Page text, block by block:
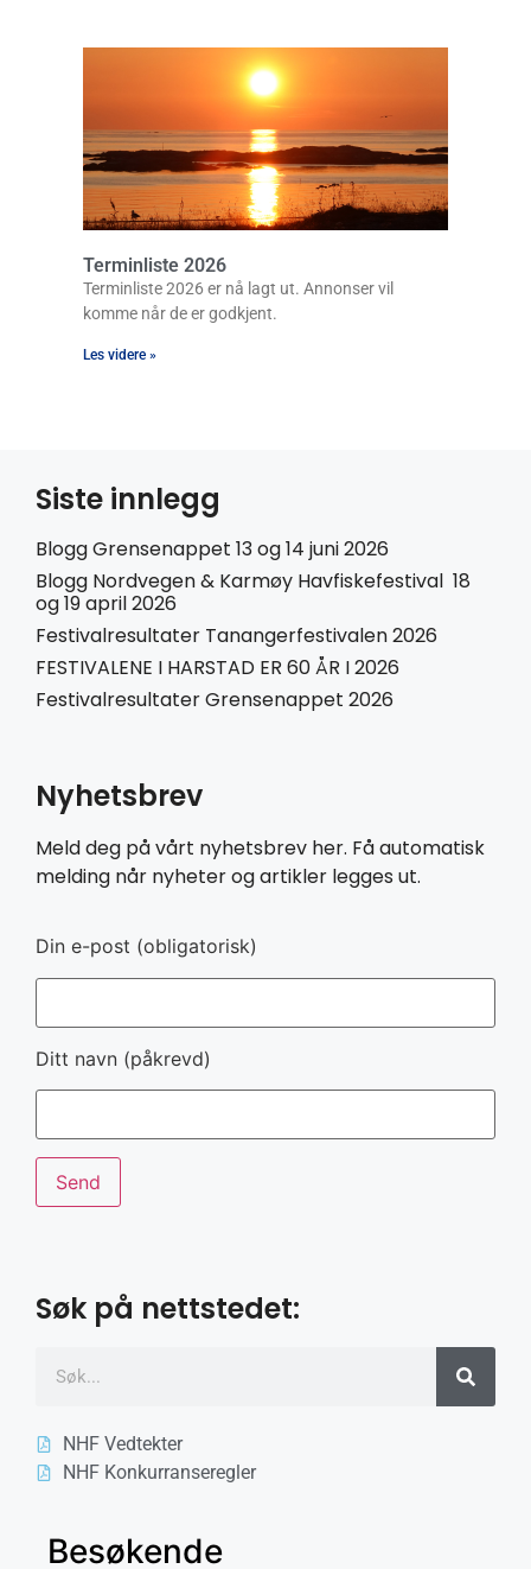
Terminliste 2026
Terminliste 2026 er nå lagt ut. Annonser vil
komme når de er godkjent.
Les videre »
Siste innlegg
Blogg Grensenappet 13 og 14 juni 2026
Blogg Nordvegen & Karmøy Havfiskefestival 18
og 19 april 2026
Festivalresultater Tanangerfestivalen 2026
FESTIVALENE I HARSTAD ER 60 ÅR I 2026
Festivalresultater Grensenappet 2026
Nyhetsbrev
Meld deg på vårt nyhetsbrev her. Få automatisk
melding når nyheter og artikler legges ut.
Din e-post (obligatorisk)
Ditt navn (påkrevd)
Søk på nettstedet:
NHF Vedtekter
NHF Konkurranseregler
Besøkende